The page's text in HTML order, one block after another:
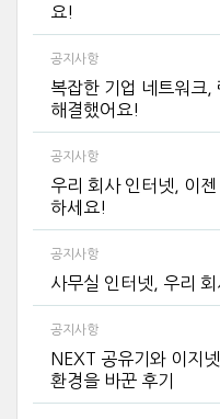
요!
공지사항
복잡한 기업 네트워크,
해결했어요!
공지사항
우리 회사 인터넷, 이
하세요!
공지사항
사무실 인터넷, 우리
공지사항
NEXT 공유기와 이지
환경을 바꾼 후기